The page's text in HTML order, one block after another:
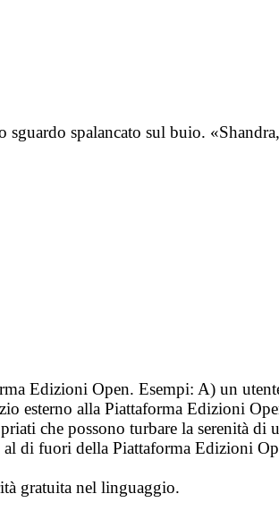
sguardo spalancato sul buio.
Edizioni Open. Esempi: A) un
esterno alla Piattaforma Edizioni
che possono turbare la serenità
di fuori della Piattaforma Edizioni
gratuita nel linguaggio.